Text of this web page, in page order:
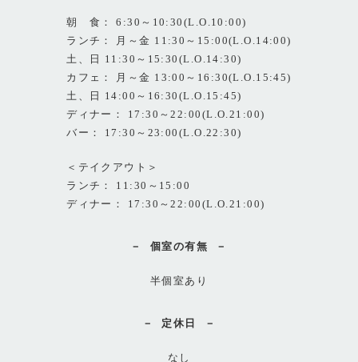
朝 食： 6:30～10:30(L.O.10:00)
ランチ： 月～金 11:30～15:00(L.O.14:00)
土、日 11:30～15:30(L.O.14:30)
カフェ： 月～金 13:00～16:30(L.O.15:45)
土、日 14:00～16:30(L.O.15:45)
ディナー： 17:30～22:00(L.O.21:00)
バー： 17:30～23:00(L.O.22:30)
＜テイクアウト＞
ランチ： 11:30～15:00
ディナー： 17:30～22:00(L.O.21:00)
個室の有無
半個室あり
定休日
なし